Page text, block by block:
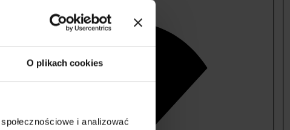
O plikach cookies
i analizować